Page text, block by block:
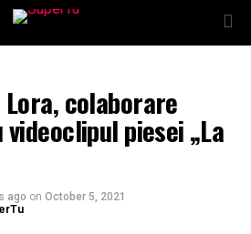
colaborare
piesei „La
ago on October 5, 2021